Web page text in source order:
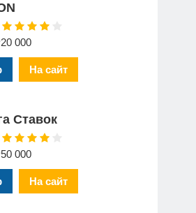
000
На сайт
Ставок
000
На сайт